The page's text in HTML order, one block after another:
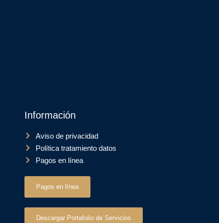
Información
Aviso de privacidad
Política tratamiento datos
Pagos en línea
Pagos en línea
Descargar Portafolio de Servicios